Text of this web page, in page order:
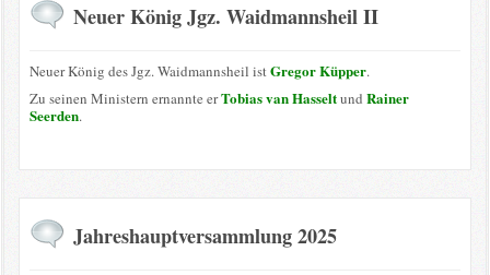
Neuer König Jgz. Waidmannsheil II
Neuer König des Jgz. Waidmannsheil istGregor Küpper.
Zu seinen Ministern ernannte erTobias van Hasseltund Rainer
Seerden.
Jahreshauptversammlung 2025